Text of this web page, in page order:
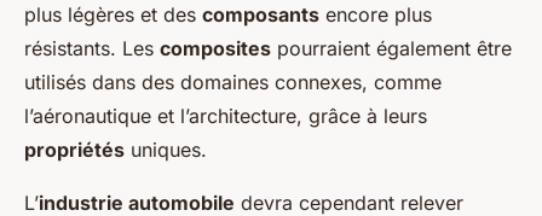
plus légères et des composants encore plus
résistants. Les composites pourraient également être
utilisés dans des domaines connexes, comme
l’aéronautique et l’architecture, grâce à leurs
propriétés uniques.
L’industrie automobile devra cependant relever